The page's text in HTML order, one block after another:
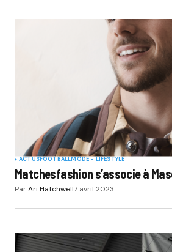
ACTUSFOOTBALLMODE - LIFESTYLE
Matchesfashion s’associe à
ParAri Hatchwell7 avril 2023